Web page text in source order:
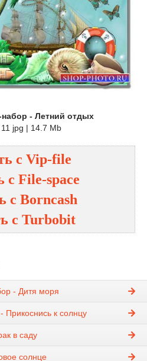
- Летний отдых
jpg | 14.7 Mb
с Vip-file
с File-space
с Borncash
с Turbobit
- Дитя моря
Прикоснись к солнцу
в саду
солнце